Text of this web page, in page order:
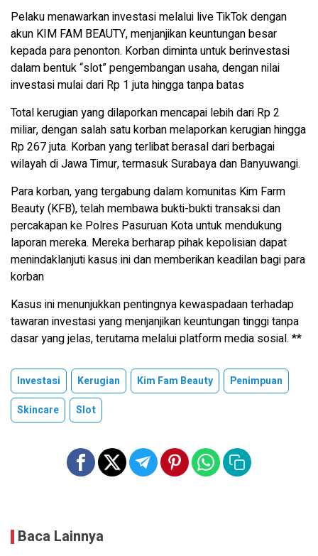
Pelaku menawarkan investasi melalui live TikTok dengan
akun KIM FAM BEAUTY, menjanjikan keuntungan besar
kepada para penonton. Korban diminta untuk berinvestasi
dalam bentuk “slot” pengembangan usaha, dengan nilai
investasi mulai dari Rp 1 juta hingga tanpa batas
Total kerugian yang dilaporkan mencapai lebih dari Rp 2
miliar, dengan salah satu korban melaporkan kerugian hingga
Rp 267 juta. Korban yang terlibat berasal dari berbagai
wilayah di Jawa Timur, termasuk Surabaya dan Banyuwangi.
Para korban, yang tergabung dalam komunitas Kim Farm
Beauty (KFB), telah membawa bukti-bukti transaksi dan
percakapan ke Polres Pasuruan Kota untuk mendukung
laporan mereka. Mereka berharap pihak kepolisian dapat
menindaklanjuti kasus ini dan memberikan keadilan bagi para
korban
Kasus ini menunjukkan pentingnya kewaspadaan terhadap
tawaran investasi yang menjanjikan keuntungan tinggi tanpa
dasar yang jelas, terutama melalui platform media sosial. **
Investasi Kerugian Kim Fam Beauty
Penimpuan
Skincare
Slot
Baca Lainnya